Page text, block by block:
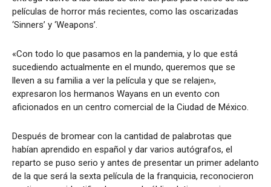
películas de horror más recientes, como las oscarizadas
‘Sinners’ y ‘Weapons’.
«Con todo lo que pasamos en la pandemia, y lo que está
sucediendo actualmente en el mundo, queremos que se
lleven a su familia a ver la película y que se relajen»,
expresaron los hermanos Wayans en un evento con
aficionados en un centro comercial de la Ciudad de México.
Después de bromear con la cantidad de palabrotas que
habían aprendido en español y dar varios autógrafos, el
reparto se puso serio y antes de presentar un primer adelanto
de la que será la sexta película de la franquicia, reconocieron